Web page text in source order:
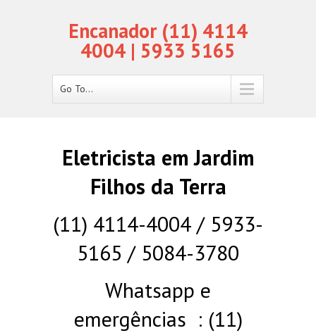
Encanador (11) 4114
4004 | 5933 5165
Go To...
Eletricista em Jardim
Filhos da Terra
(11) 4114-4004 / 5933-
5165 / 5084-3780
Whatsapp e
emergências : (11)